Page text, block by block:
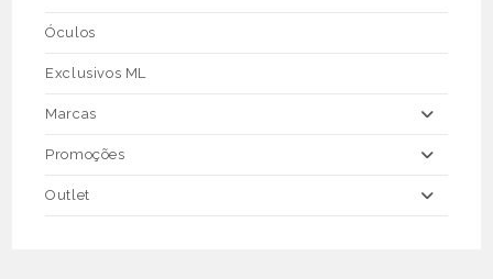
Óculos
Exclusivos ML
Marcas
Promoções
Outlet